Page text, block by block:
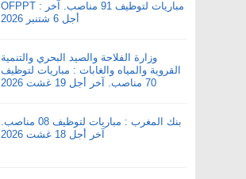
OFPPT : مباريات لتوظيف 91 مناصب. آخر
أجل 6 شتنبر 2026
وزارة الفلاحة والصيد البحري والتنمية
القروية والمياه والغابات : مباريات لتوظيف
70 مناصب. آخر أجل 19 غشت 2026
بنك المغرب : مباريات لتوظيف 08 مناصب.
آخر أجل 18 غشت 2026